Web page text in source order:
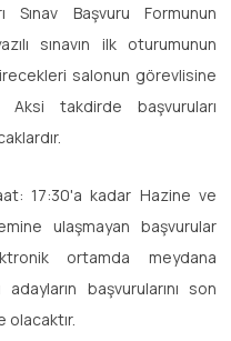
Sınav Başvuru Formunun
sınavın ilk oturumunun
salonun görevlisine
takdirde başvuruları
17:30'a kadar Hazine ve
ulaşmayan başvurular
ortamda meydana
başvurularını son
olacaktır.